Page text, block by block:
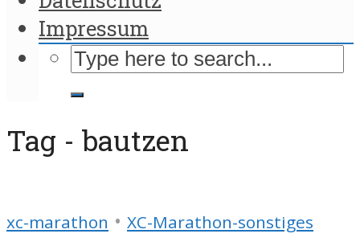
Impressum
Tag - bautzen
xc-marathon • XC-Marathon-sonstiges